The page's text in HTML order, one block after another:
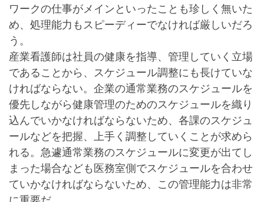
ワークの仕事がメインといったことも珍しく無いた
め、処理能力もスピーディーでなければ厳しいだろ
う。
産業看護師は社員の健康を指導、管理していく立場
であることから、スケジュール調整にも長けていな
ければならない。企業の通常業務のスケジュールを
優先しながら健康管理のためのスケジュールを織り
込んでいかなければならないため、各課のスケジュ
ールなどを把握、上手く調整していくことが求めら
れる。急遽通常業務のスケジュールに変更が出てし
まった場合なども医務室側でスケジュールを合わせ
ていかなければならないため、この管理能力は非常